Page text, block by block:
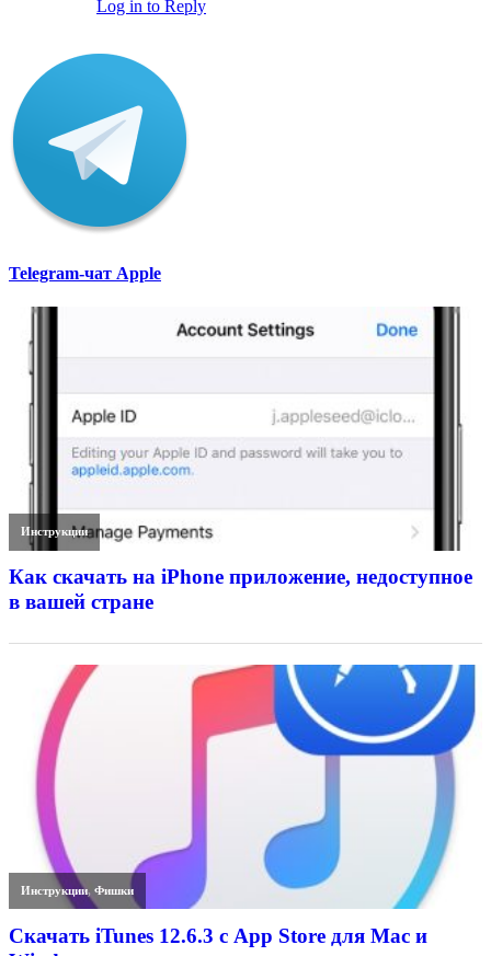
Log in to Reply
Telegram-чат Apple
Инструкции
Как скачать на iPhone приложение, недоступное
в вашей стране
Инструкции,Фишки
Скачать iTunes 12.6.3 с App Store для Mac и